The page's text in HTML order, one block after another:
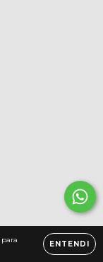
para
ENTENDI